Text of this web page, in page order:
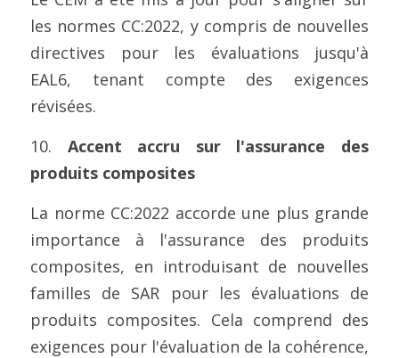
les normes CC:2022, y compris de nouvelles
directives pour les évaluations jusqu'à
EAL6, tenant compte des exigences
révisées.
10. Accent accru sur l'assurance des
produits composites
La norme CC:2022 accorde une plus grande
importance à l'assurance des produits
composites, en introduisant de nouvelles
familles de SAR pour les évaluations de
produits composites. Cela comprend des
exigences pour l'évaluation de la cohérence,